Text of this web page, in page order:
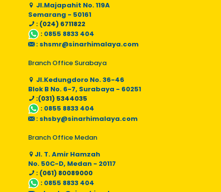
Jl.Majapahit No. 119A
Semarang - 50161
: (024) 6711822
: 0855 8833 404
: shsmr@sinarhimalaya.com
Branch Office Surabaya
Jl.Kedungdoro No. 36-46
Blok B No. 6-7, Surabaya - 60251
:(031) 5344035
: 0855 8833 404
: shsby@sinarhimalaya.com
Branch Office Medan
Jl. T. Amir Hamzah
No. 50C-D, Medan - 20117
: (061) 80089000
: 0855 8833 404